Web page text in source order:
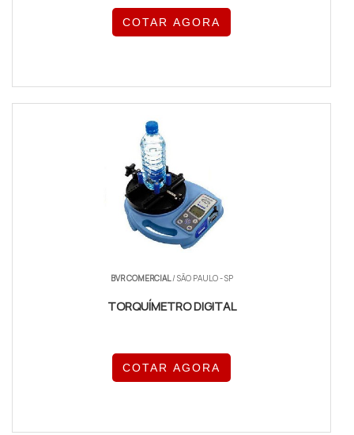
COTAR AGORA
BVR COMERCIAL/ SÃO PAULO - SP
TORQUÍMETRO DIGITAL
COTAR AGORA